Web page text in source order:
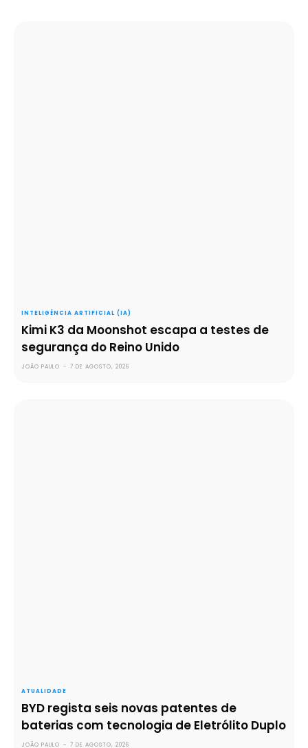
INTELIGÊNCIA ARTIFICIAL (IA)
Kimi K3 da Moonshot escapa a testes de
segurança do Reino Unido
JOÃO PAULO - 7 DE AGOSTO, 2026
ATUALIDADE
BYD regista seis novas patentes de
baterias com tecnologia de Eletrólito Duplo
JOÃO PAULO - 7 DE AGOSTO, 2026